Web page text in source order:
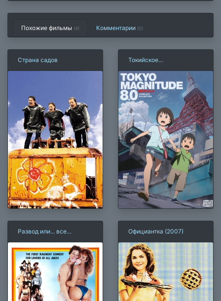
Похожие фильмы (4) Комментарии (0)
Страна садов
Токийское
Развод или... все
Официантка (2007)